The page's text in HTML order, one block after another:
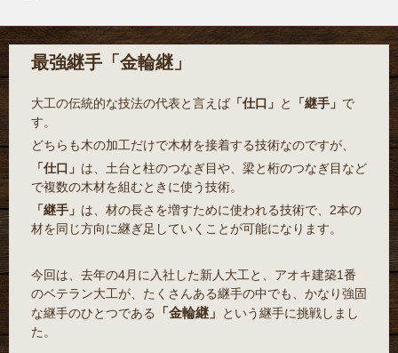
最強継手「金輪継」
大工の伝統的な技法の代表と言えば 「仕口」 と 「継手」 で
す。
どちらも木の加工だけで木材を接着する技術なのですが、
「仕口」 は、土台と柱のつなぎ目や、梁と桁のつなぎ目など
で複数の木材を組むときに使う技術。
「継手」 は、材の長さを増すために使われる技術で、2本の
材を同じ方向に継ぎ足していくことが可能になります。
今回は、去年の4月に入社した新人大工と、アオキ建築1番
のベテラン大工が、たくさんある継手の中でも、かなり強固
な継手のひとつである
「金輪継」
という継手に挑戦しまし
た。